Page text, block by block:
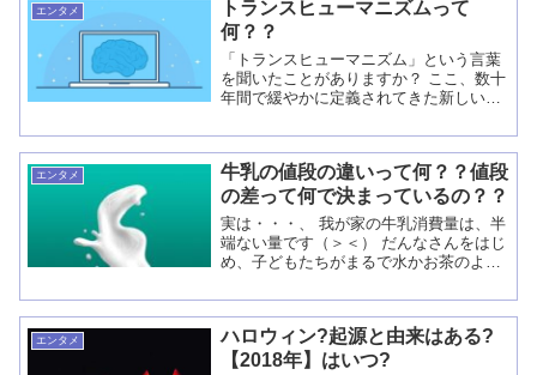
のはどっち...
エンタメ
トランスヒューマニズムって
何？？
「トランスヒューマニズム」という言葉
を聞いたことがありますか？ ここ、数十
年間で緩やかに定義されてきた新しい思
って何？？ 世界トランスヒューマニズム
協会によると 「トランスヒ...
エンタメ
牛乳の値段の違いって何？？値段
の差って何で決まっているの？？
実は・・・、 我が家の牛乳消費量は、半
端ない量です（＞＜） だんなさんをはじ
め、子どもたちがまるで水かお茶のよう
食事にはお茶で育ってきたので、学校
で、給食に牛乳がついてきて「ご飯に牛
乳？！」っ...
エンタメ
ハロウィン?起源と由来はある?
【2018年】はいつ?